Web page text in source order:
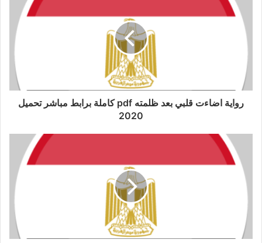
رواية اضاءت قلبي بعد ظلمته pdf كاملة برابط مباشر تحميل
2020